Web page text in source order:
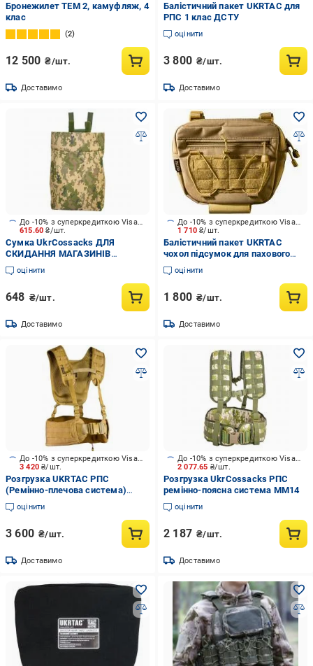
Бронежилет ТЕМ 2, камуфляж, 4
клас
2
12 500 ₴/шт.
Доставимо
Балістичний пакет UKRTAC для
РПС 1 клас ДСТУ
оцінити
3 800 ₴/шт.
Доставимо
615.60₴/шт.
До -10% з суперкредиткою Visa Вигода
Сумка UkrCossacks ДЛЯ
СКИДАННЯ МАГАЗИНІВ
UKRCOSSACKS 1.0 ММ14
оцінити
648 ₴/шт.
Доставимо
1 710₴/шт.
До -10% з суперкредиткою Visa Вигода
Балістичний пакет UKRTAC
чохол підсумок для пахового
захисту (Coyote)
оцінити
1 800 ₴/шт.
Доставимо
3 420₴/шт.
До -10% з суперкредиткою Visa Вигода
Розгрузка UKRTAC РПС
(Ремінно-плечова система)
Койот
оцінити
3 600 ₴/шт.
Доставимо
2 077.65 ₴/шт.
До -10% з суперкредиткою Visa Вигода
Розгрузка UkrCossacks РПС
ремінно-поясна система ММ14
оцінити
2 187 ₴/шт.
Доставимо